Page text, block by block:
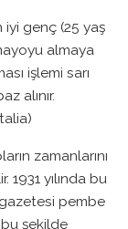
iyi genç (25 yaş
almaya
işlemi sarı
alınır.
zamanlarını
yılında bu
pembe
şekilde